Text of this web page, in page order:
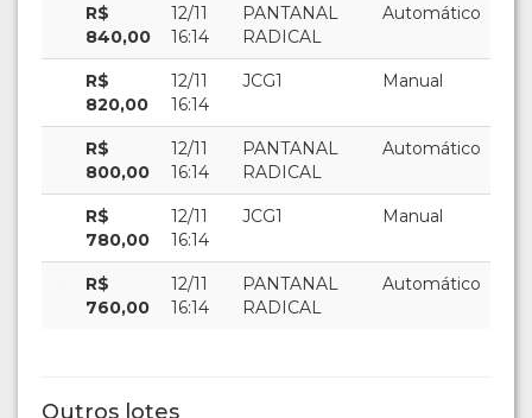
R$
840,00
12/11
16:14
PANTANAL
RADICAL
Automático
R$
820,00
12/11
16:14
JCG1 Manual
R$
800,00
12/11
16:14
PANTANAL
RADICAL
Automático
R$
780,00
12/11
16:14
JCG1 Manual
R$
760,00
12/11
16:14
PANTANAL
RADICAL
Automático
Outros lotes